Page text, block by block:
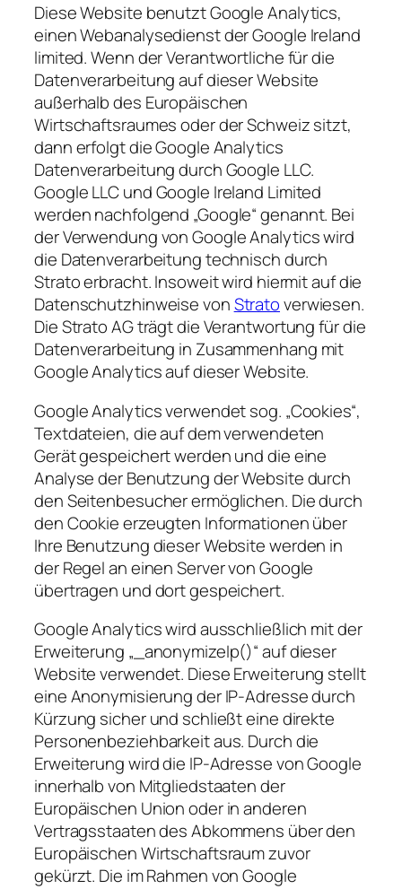
Diese Website benutzt Google Analytics,
einen Webanalysedienst der Google Ireland
limited. Wenn der Verantwortliche für die
Datenverarbeitung auf dieser Website
außerhalb des Europäischen
Wirtschaftsraumes oder der Schweiz sitzt,
dann erfolgt die Google Analytics
Datenverarbeitung durch Google LLC.
Google LLC und Google Ireland Limited
werden nachfolgend „Google“ genannt. Bei
der Verwendung von Google Analytics wird
die Datenverarbeitung technisch durch
Strato erbracht. Insoweit wird hiermit auf die
Datenschutzhinweise vonStratoverwiesen.
Die Strato AG trägt die Verantwortung für die
Datenverarbeitung in Zusammenhang mit
Google Analytics auf dieser Website.
Google Analytics verwendet sog. „Cookies“,
Textdateien, die auf dem verwendeten
Gerät gespeichert werden und die eine
Analyse der Benutzung der Website durch
den Seitenbesucher ermöglichen. Die durch
den Cookie erzeugten Informationen über
Ihre Benutzung dieser Website werden in
der Regel an einen Server von Google
übertragen und dort gespeichert.
Google Analytics wird ausschließlich mit der
Erweiterung „_anonymizeIp()“ auf dieser
Website verwendet. Diese Erweiterung stellt
eine Anonymisierung der IP-Adresse durch
Kürzung sicher und schließt eine direkte
Personenbeziehbarkeit aus. Durch die
Erweiterung wird die IP-Adresse von Google
innerhalb von Mitgliedstaaten der
Europäischen Union oder in anderen
Vertragsstaaten des Abkommens über den
Europäischen Wirtschaftsraum zuvor
gekürzt. Die im Rahmen von Google